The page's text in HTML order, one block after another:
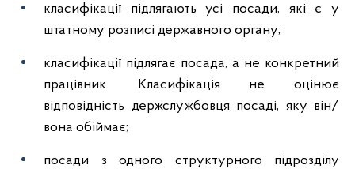
класифікації підлягають усі посади, які є у
штатному розписі державного органу;
класифікації підлягає посада, а не конкретний
працівник. Класифікація не оцінює
відповідність держслужбовця посаді, яку він/
вона обіймає;
посади з одного структурного підрозділу